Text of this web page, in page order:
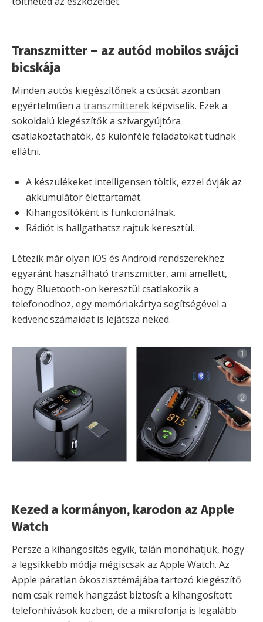
Transzmitter – az autód mobilos svájci
bicskája
Minden autós kiegészítőnek a csúcsát azonban
egyértelműen a transzmitterek képviselik. Ezek a
sokoldalú kiegészítők a szivargyújtóra
csatlakoztathatók, és különféle feladatokat tudnak
ellátni.
A készülékeket intelligensen töltik, ezzel óvják az
akkumulátor élettartamát.
Kihangosítóként is funkcionálnak.
Rádiót is hallgathatsz rajtuk keresztül.
Létezik már olyan iOS és Android rendszerekhez
egyaránt használható transzmitter, ami amellett,
hogy Bluetooth-on keresztül csatlakozik a
telefonodhoz, egy memóriakártya segítségével a
kedvenc számaidat is lejátsza neked.
Kezed a kormányon, karodon az Apple
Watch
Persze a kihangosítás egyik, talán mondhatjuk, hogy
a legsikkebb módja mégiscsak az Apple Watch. Az
Apple páratlan ökoszisztémájába tartozó kiegészítő
nem csak remek hangzást biztosít a kihangosított
telefonhívások közben, de a mikrofonja is legalább